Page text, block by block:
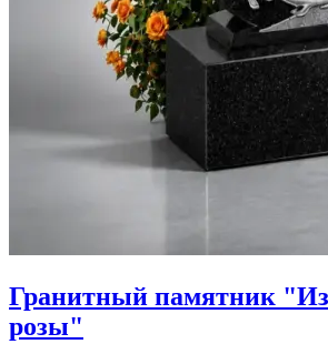
Гранитный памятник
розы"